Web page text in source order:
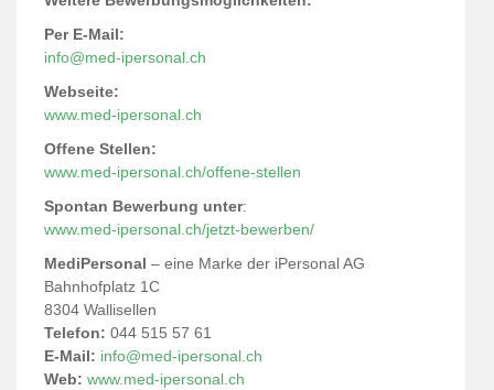
Per E-Mail:
info@med-ipersonal.ch
Webseite:
www.med-ipersonal.ch
Offene Stellen:
www.med-ipersonal.ch/offene-stellen
Spontan Bewerbung unter:
www.med-ipersonal.ch/jetzt-bewerben/
MediPersonal – eine Marke der iPersonal AG
Bahnhofplatz 1C
8304 Wallisellen
Telefon: 044 515 57 61
E-Mail: info@med-ipersonal.ch
Web: www.med-ipersonal.ch